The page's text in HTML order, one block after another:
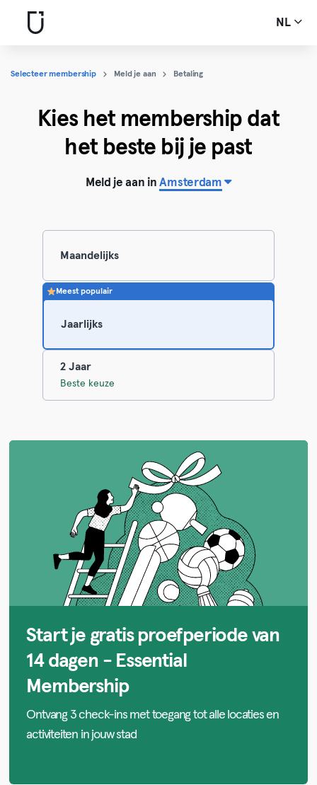
NL
Selecteer membership Meld je aan Betaling
Kies het membership dat
het beste bij je past
Meld je aan inAmsterdam
Maandelijks
Meest populair
Jaarlijks
2 Jaar
Beste keuze
Start je gratis proefperiode van
14 dagen - Essential
Membership
Ontvang 3 check-ins met toegang tot alle locaties en
activiteiten in jouw stad